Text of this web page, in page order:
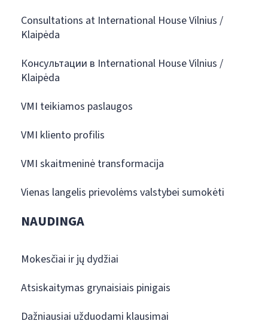
Consultations at International House Vilnius /
Klaipėda
Консультации в International House Vilnius /
Klaipėda
VMI teikiamos paslaugos
VMI kliento profilis
VMI skaitmeninė transformacija
Vienas langelis prievolėms valstybei sumokėti
NAUDINGA
Mokesčiai ir jų dydžiai
Atsiskaitymas grynaisiais pinigais
Dažniausiai užduodami klausimai